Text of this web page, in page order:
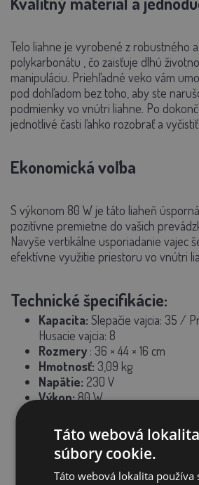
Telo liahne je vyrobené z robustného
polykarbonátu , čo zaisťuje dlhú
manipuláciu. Priehľadné veko vám
pod dohľadom bez toho, aby ste
podmienky vo vnútri liahne. Po
jednotlivé časti ľahko rozobrať a vyčistiť.
Ekonomická voľba
S výkonom 80 W je táto liaheň
pozitívne premietne do vašich
Navyše vertikálne usporiadanie vajec
efektívne využitie priestoru vo vnútri
Technické špecifikácie:
Kapacita: Slepačie vajcia: 35 /
Husacie vajcia: 8
Rozmery : 36 × 44 × 16 cm
Hmotnosť: 3,09 kg
Napätie: 230 V
Výkon:80 W
Automatické otáčanie vajec:
Vodeodolnosť: IPX4 (odolné
Táto webová
súbory cookie.
Táto webová lokalita používa